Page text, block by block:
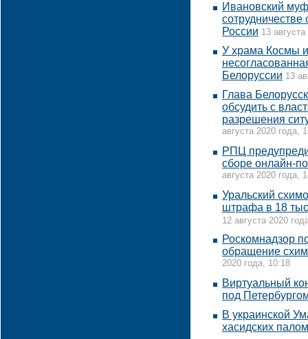
Ивановский
России 13
У храма Космы
Белоруссии 13
Глава
обсудить с
разрешения
августа 2020 года,
РПЦ
сборе онлайн-
августа 2020 года,
Уральский
штрафа в 18
12 августа 2020
Роскомнадзор
обращение
2020 года, 10:18
Виртуальный
под
В украинской
хасидских